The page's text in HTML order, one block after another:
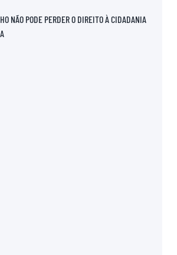
NÃO PODE PERDER O DIREITO À CIDADANIA